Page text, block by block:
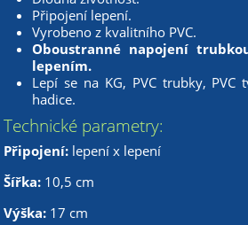
Připojení lepení.
Vyrobeno z kvalitního PVC.
Oboustranné napojení
lepením.
Lepí se na KG, PVC trubky, PVC
hadice.
Technické parametry:
Připojení: lepení x lepení
Šířka: 10,5 cm
Výška: 17 cm